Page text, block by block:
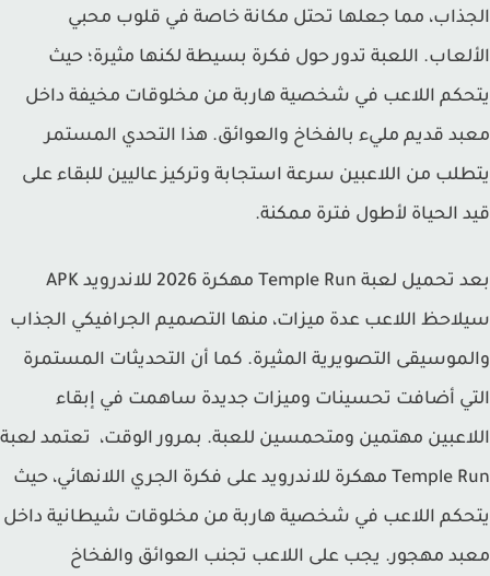
مما جعلها تحتل مكانة خاصة في قلوب محبي
اللعبة تدور حول فكرة بسيطة لكنها مثيرة؛ حيث
اللاعب في شخصية هاربة من مخلوقات مخيفة داخل
قديم مليء بالفخاخ والعوائق. هذا التحدي المستمر
من اللاعبين سرعة استجابة وتركيز عاليين للبقاء على
الحياة لأطول فترة ممكنة.
بعد تحميل لعبة Temple Run مهكرة 2026 للاندرويد APK
اللاعب عدة ميزات، منها التصميم الجرافيكي الجذاب
التصويرية المثيرة. كما أن التحديثات المستمرة
أضافت تحسينات وميزات جديدة ساهمت في إبقاء
مهتمين ومتحمسين للعبة. بمرور الوقت، تعتمد لعبة
Temple Run مهكرة للاندرويد على فكرة الجري اللانهائي، حيث
اللاعب في شخصية هاربة من مخلوقات شيطانية داخل
مهجور. يجب على اللاعب تجنب العوائق والفخاخ